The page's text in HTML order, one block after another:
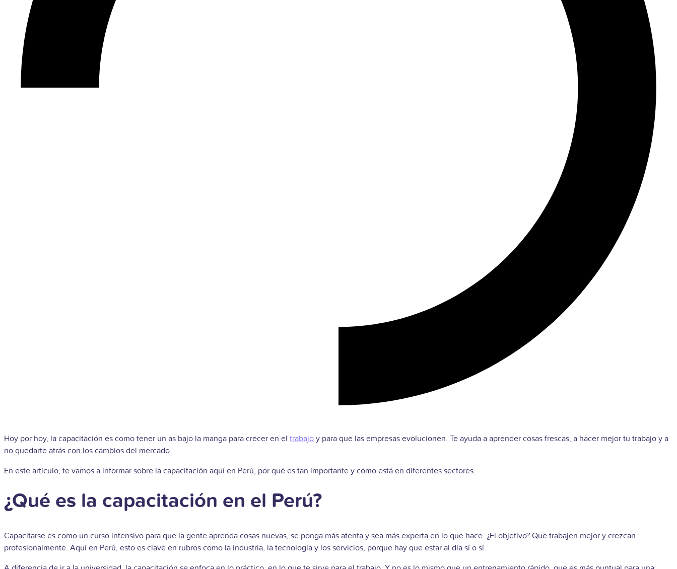
Hoy por hoy, la capacitación es como tener un as bajo la manga para crecer en el trabajo y para que las empresas evolucionen. Te ayuda a aprender cosas frescas, a hacer mejor tu trabajo y a
no quedarte atrás con los cambios del mercado.
En este artículo, te vamos a informar sobre la capacitación aquí en Perú, por qué es tan importante y cómo está en diferentes sectores.
¿Qué es la capacitación en el Perú?
Capacitarse es como un curso intensivo para que la gente aprenda cosas nuevas, se ponga más atenta y sea más experta en lo que hace. ¿El objetivo? Que trabajen mejor y crezcan
profesionalmente. Aquí en Perú, esto es clave en rubros como la industria, la tecnología y los servicios, porque hay que estar al día sí o sí.